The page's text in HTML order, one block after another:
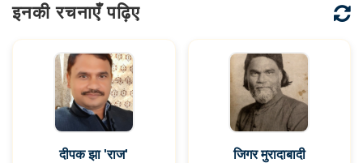
इनकी रचनाएँ पढ़िए
दीपक झा 'राज' जिगर मुरादाबादी